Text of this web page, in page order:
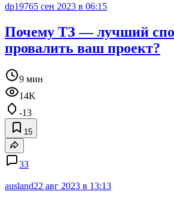
dp19765 сен 2023 в 06:15
Почему ТЗ — лучший
провалить ваш проект?
9 мин
14K
-13
15
33
ausland22 авг 2023 в 13:13